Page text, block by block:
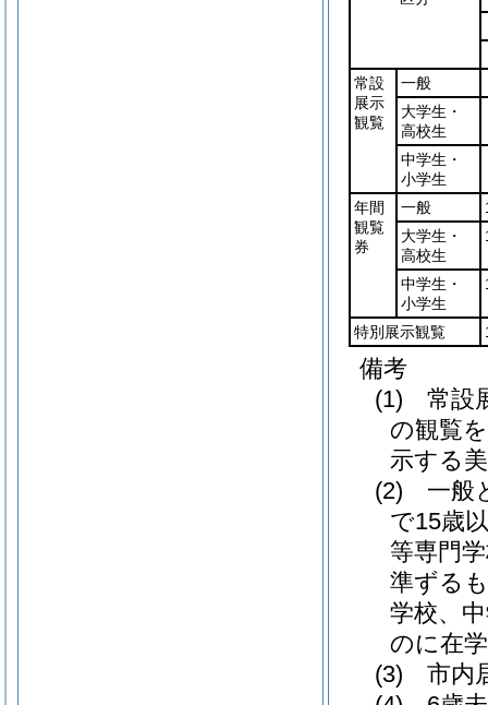
常設
展示
観覧
一般
大学生・
高校生
中学生・
小学生
年間
観覧
券
一般
大学生・
高校生
中学生・
小学生
特別展示観覧
備考
(1) 常設
の観覧
示する
(2) 一般
で15歳
等専門
準ずる
学校、
のに在
(3) 市内